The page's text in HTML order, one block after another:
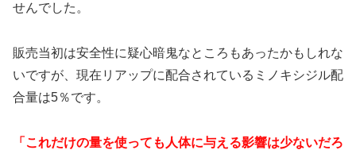
せんでした。
販売当初は安全性に疑心暗鬼なところもあったかもしれな
いですが、現在リアップに配合されているミノキシジル配
合量は5％です。
「これだけの量を使っても人体に与える影響は少ないだろ